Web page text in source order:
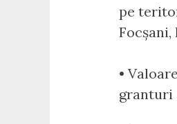
pe
Focșani,
•
granturi